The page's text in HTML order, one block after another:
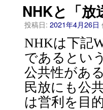
NHKと「放
投稿日: 2021年4月26日
NHKは下記
であるとい
公共性があ
民放にも公
は営利を目